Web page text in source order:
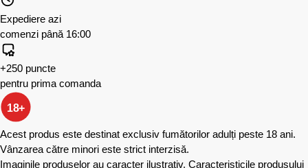
Expediere azi
comenzi până 16:00
+250 puncte
pentru prima comanda
18+
Acest produs este destinat exclusiv fumătorilor adulți peste 18 ani.
Vânzarea către minori este strict interzisă.
Imaginile produselor au caracter ilustrativ. Caracteristicile produsului